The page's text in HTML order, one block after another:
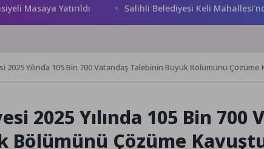
Yatırıldı Salihli Belediyesi Keli Mahallesi’nde 2
2025 Yılında 105 Bin 700 Vatandaş Talebinin Büyük Bölümünü
2025 Yılında 105 Bin 700
Bölümünü Çözüme